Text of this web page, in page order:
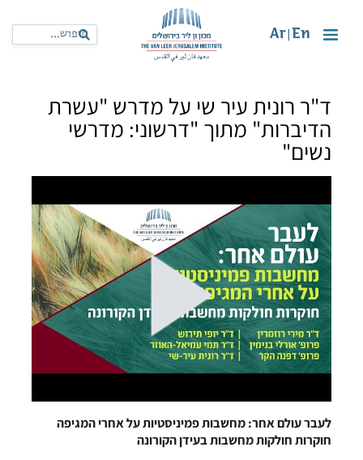
En
Ar
ד"ר רונית עיר שי על מדרש "עשרת
הדיברות" מתוך "דרשוני: מדרשי
נשים"
לעבר עולם אחר: מחשבות פמיניסטיות על אחרי המגיפה
חוקרות חולקות מחשבות בעידן הקורונה